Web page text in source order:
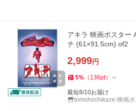
アキラ 映画ポスター
チ (61×91.5cm) of2
2,999円
5% （ 136pt）
最短8/10お届け
tomohochikaze-映画ポ